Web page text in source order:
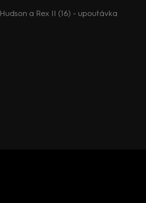
Hudson a Rex II (16) - upoutávka